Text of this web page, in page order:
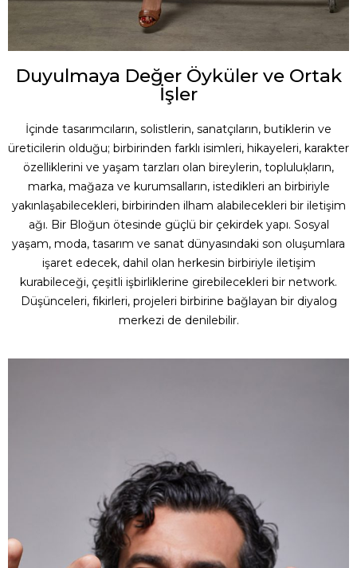
Duyulmaya Değer Öyküler ve Ortak
İşler
İçinde tasarımcıların, solistlerin, sanatçıların, butiklerin ve
üreticilerin olduğu; birbirinden farklı isimleri, hikayeleri, karakter
özelliklerini ve yaşam tarzları olan bireylerin, topluluķların,
marka, mağaza ve kurumsalların, istedikleri an birbiriyle
yakınlaşabilecekleri, birbirinden ilham alabilecekleri bir iletişim
ağı. Bir Bloğun ötesinde güçlü bir çekirdek yapı. Sosyal
yaşam, moda, tasarım ve sanat dünyasındaki son oluşumlara
işaret edecek, dahil olan herkesin birbiriyle iletişim
kurabileceği, çeşitli işbirliklerine girebilecekleri bir network.
Düşünceleri, fikirleri, projeleri birbirine bağlayan bir diyalog
merkezi de denilebilir.